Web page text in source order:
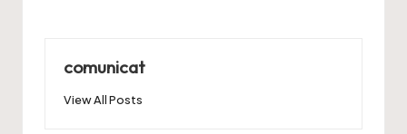
comunicat
View All Posts